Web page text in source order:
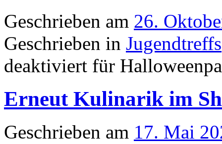
Geschrieben am 26.
Geschrieben in Jugendtreffs
deaktiviert für
Erneut Kulinarik im
Geschrieben am 17. Mai